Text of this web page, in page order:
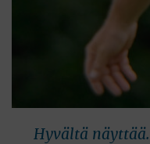
Hyvältä